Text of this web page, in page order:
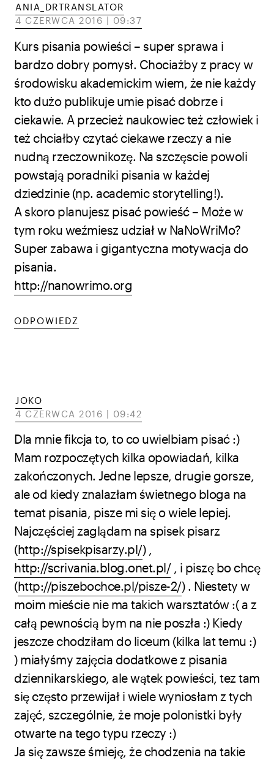
ANIA_DRTRANSLATOR
4 CZERWCA 2016 | 09:37
Kurs pisania powieści – super sprawa i
bardzo dobry pomysł. Chociażby z pracy w
środowisku akademickim wiem, że nie każdy
kto dużo publikuje umie pisać dobrze i
ciekawie. A przecież naukowiec też człowiek i
też chciałby czytać ciekawe rzeczy a nie
nudną rzeczownikozę. Na szczęscie powoli
powstają poradniki pisania w każdej
dziedzinie (np. academic storytelling!).
A skoro planujesz pisać powieść – Może w
tym roku weźmiesz udział w NaNoWriMo?
Super zabawa i gigantyczna motywacja do
pisania.
http://nanowrimo.org
ODPOWIEDZ
JOKO
4 CZERWCA 2016 | 09:42
Dla mnie fikcja to, to co uwielbiam pisać :)
Mam rozpoczętych kilka opowiadań, kilka
zakończonych. Jedne lepsze, drugie gorsze,
ale od kiedy znalazłam świetnego bloga na
temat pisania, pisze mi się o wiele lepiej.
Najczęściej zaglądam na spisek pisarz
(http://spisekpisarzy.pl/) ,
http://scrivania.blog.onet.pl/, i piszę bo chcę
(http://piszebochce.pl/pisze-2/) . Niestety w
moim mieście nie ma takich warsztatów :( a z
całą pewnością bym na nie poszła :) Kiedy
jeszcze chodziłam do liceum (kilka lat temu :)
) miałyśmy zajęcia dodatkowe z pisania
dziennikarskiego, ale wątek powieści, tez tam
się często przewijał i wiele wyniosłam z tych
zajęć, szczególnie, że moje polonistki były
otwarte na tego typu rzeczy :)
Ja się zawsze śmieję, że chodzenia na takie